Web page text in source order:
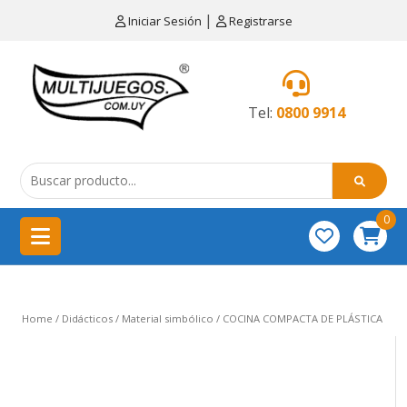
Iniciar Sesión | Registrarse
Tel: 0800 9914
MENÚ
de
cocina
China
importación
0
Home / Didácticos / Material simbólico / COCINA COMPACTA DE PLÁSTICA